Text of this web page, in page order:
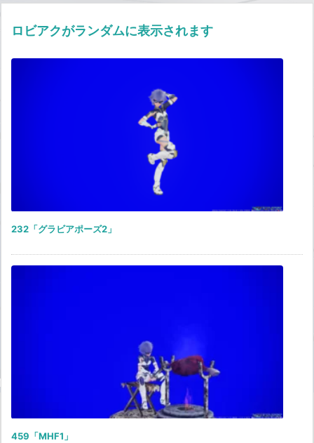
ロビアクがランダムに表示されます
232「グラビアポーズ2」
459「MHF1」